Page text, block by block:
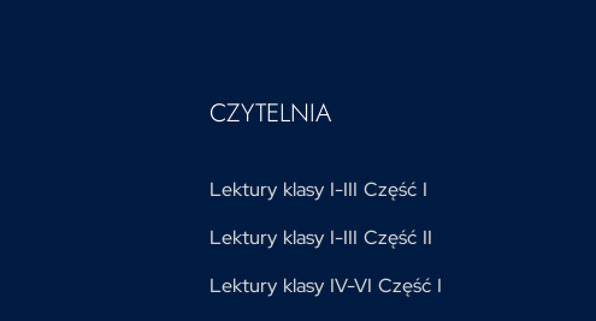
CZYTELNIA
Lektury klasy I-III Część I
Lektury klasy I-III Część II
Lektury klasy IV-VI Część I